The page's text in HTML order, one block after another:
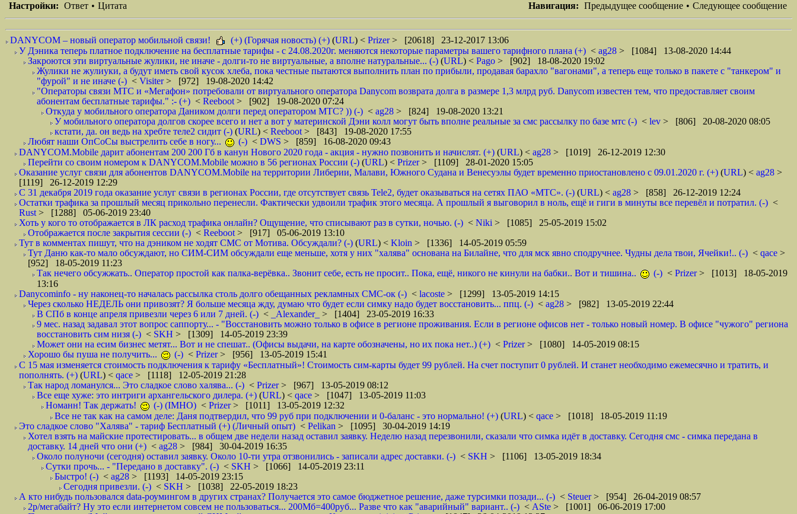
Навигация: Предыдущее сообщение • Следующее сообщение
Настройки: Ответ • Цитата
DANYCOM – новый оператор мобильной связи! (+) (Горячая новость) (+) (URL) < Prizer> [20618] 23-12-2017 13:06
У Дэника теперь платное подключение на бесплатные тарифы - с 24.08.2020г. меняются некоторые параметры вашего тарифного плана (+) < ag28 > [1084] 13-08-2020 14:44
Закроются эти виртуальные жулики, не иначе - долги-то не виртуальные, а вполне натуральные... (-) (URL) < Pago > [902] 18-08-2020 19:02
Жулики не жулиуки, а будут иметь свой кусок хлеба, пока честные пытаются выполнить план по прибыли, продавая барахло "вагонами", а теперь еще только в пакете с "танкером" и
"фурой" и не иначе (-) < Visiter> [972] 19-08-2020 14:42
"Операторы связи МТС и «Мегафон» потребовали от виртуального оператора Danycom возврата долга в размере 1,3 млрд руб. Danycom известен тем, что предоставляет своим
абонентам бесплатные тарифы." :- (+) < Reeboot > [902] 19-08-2020 07:24
Откуда у мобильного оператора Даником долги перед оператором МТС? )) (-) < ag28 > [824] 19-08-2020 13:21
У мобильного оператора долгов скорее всего и нет а вот у материнской Дэни колл могут быть вполне реальные за смс рассылку по базе мтс (-) < lev > [806] 20-08-2020 08:05
кстати, да. он ведь на хребте теле2 сидит (-) (URL) < Reeboot > [843] 19-08-2020 17:55
Любят наши ОпСоСы выстрелить себе в ногу...
(-) < DWS > [859] 16-08-2020 09:43
DANYCOM.Mobile дарит абонентам 200 200 Гб в канун Нового 2020 года - акция - нужно позвонить и начислят. (+) (URL) < ag28 > [1019] 26-12-2019 12:30
Перейти со своим номером к DANYCOM.Mobile можно в 56 регионах России (-) (URL) < Prizer> [1109] 28-01-2020 15:05
Оказание услуг связи для абонентов DANYCOM.Mobile на территории Либерии, Малави, Южного Судана и Венесуэлы будет временно приостановлено с 09.01.2020 г. (+) (URL) < ag28 >
[1119] 26-12-2019 12:29
С 31 декабря 2019 года оказание услуг связи в регионах России, где отсутствует связь Tele2, будет оказываться на сетях ПАО «МТС». (-) (URL) < ag28 > [858] 26-12-2019 12:24
Остатки трафика за прошлый месяц прикольно перенесли. Фактически удвоили трафик этого месяца. А прошлый я выговорил в ноль, ещё и гиги в минуты все перевёл и потратил. (-) <
Rust > [1288] 05-06-2019 23:40
Хоть у кого то отображается в ЛК расход трафика онлайн? Ощущение, что списывают раз в сутки, ночью. (-) < Niki > [1085] 25-05-2019 15:02
Отображается после закрытия сессии (-) < Reeboot > [917] 05-06-2019 13:10
Тут в комментах пишут, что на дэником не ходят СМС от Мотива. Обсуждали? (-) (URL) < Kloin > [1336] 14-05-2019 05:59
Тут Даню как-то мало обсуждают, но СИМ-СИМ обсуждали еще меньше, хотя у них "халява" основана на Билайне, что для мск явно сподручнее. Чудны дела твои, Ячейки!.. (-) < qace >
[952] 18-05-2019 11:23
Так нечего обсужжать.. Оператор простой как палка-верёвка.. Звонит себе, есть не просит.. Пока, ещё, никого не кинули на бабки.. Вот и тишина..
(-) < Prizer> [1013] 18-05-2019
13:16
Danycominfo - ну наконец-то началась рассылка столь долго обещанных рекламных СМС-ок (-) < lacoste > [1299] 13-05-2019 14:15
Через сколько НЕДЕЛЬ они привозят? Я больше месяца жду, думаю что будет если симку надо будет восстановить... ппц. (-) < ag28 > [982] 13-05-2019 22:44
В СПб в конце апреля привезли через 6 или 7 дней. (-) < _Alexander_ > [1404] 23-05-2019 16:33
9 мес. назад задавал этот вопрос саппорту... - "Восстановить можно только в офисе в регионе проживания. Если в регионе офисов нет - только новый номер. В офисе "чужого" региона
восстановить сим низя (-) < SKH > [1309] 14-05-2019 23:39
Может они на есим бизнес метят... Вот и не спешат.. (Офисы выдачи, на карте обозначены, но их пока нет..) (+) < Prizer> [1080] 14-05-2019 08:15
Хорошо бы пуша не получить...
(-) < Prizer> [956] 13-05-2019 15:41
С 15 мая изменяется стоимость подключения к тарифу «Бесплатный»! Стоимость сим-карты будет 99 рублей. На счет поступит 0 рублей. И станет необходимо ежемесячно и тратить, и
пополнять. (+) (URL) < qace > [1118] 12-05-2019 21:28
Так народ ломанулся... Это сладкое слово халява... (-) < Prizer> [967] 13-05-2019 08:12
Все еще хуже: это интриги архангельского дилера. (+) (URL) < qace > [1047] 13-05-2019 11:03
Номанн! Так держать!
(-) (IMHO) < Prizer> [1011] 13-05-2019 12:32
Все не так как на самом деле: Даня подтвердил, что 99 руб при подключении и 0-баланс - это нормально! (+) (URL) < qace > [1018] 18-05-2019 11:19
Это сладкое слово "Халява" - тариф Бесплатный (+) (Личный опыт) < Pelikan > [1095] 30-04-2019 14:19
Хотел взять на майские протестировать... в общем две недели назад оставил заявку. Неделю назад перезвонили, сказали что симка идёт в доставку. Сегодня смс - симка передана в
доставку. 14 дней что они (+) < ag28 > [984] 30-04-2019 16:35
Около полуночи (сегодня) оставил заявку. Около 10-ти утра отзвонились - записали адрес доставки. (-) < SKH > [1106] 13-05-2019 18:34
Сутки прочь... - "Передано в доставку". (-) < SKH > [1066] 14-05-2019 23:11
Быстро! (-) < ag28 > [1193] 14-05-2019 23:15
Сегодня привезли. (-) < SKH > [1038] 22-05-2019 18:23
А кто нибудь пользовался data-роумингом в других странах? Получается это самое бюджетное решение, даже турсимки позади... (-) < Steuer> [954] 26-04-2019 08:57
2р/мегабайт? Ну это если интернетом совсем не пользоваться... 200Мб=400руб... Разве что как "аварийный" вариант.. (-) < ASte > [1001] 06-06-2019 17:00